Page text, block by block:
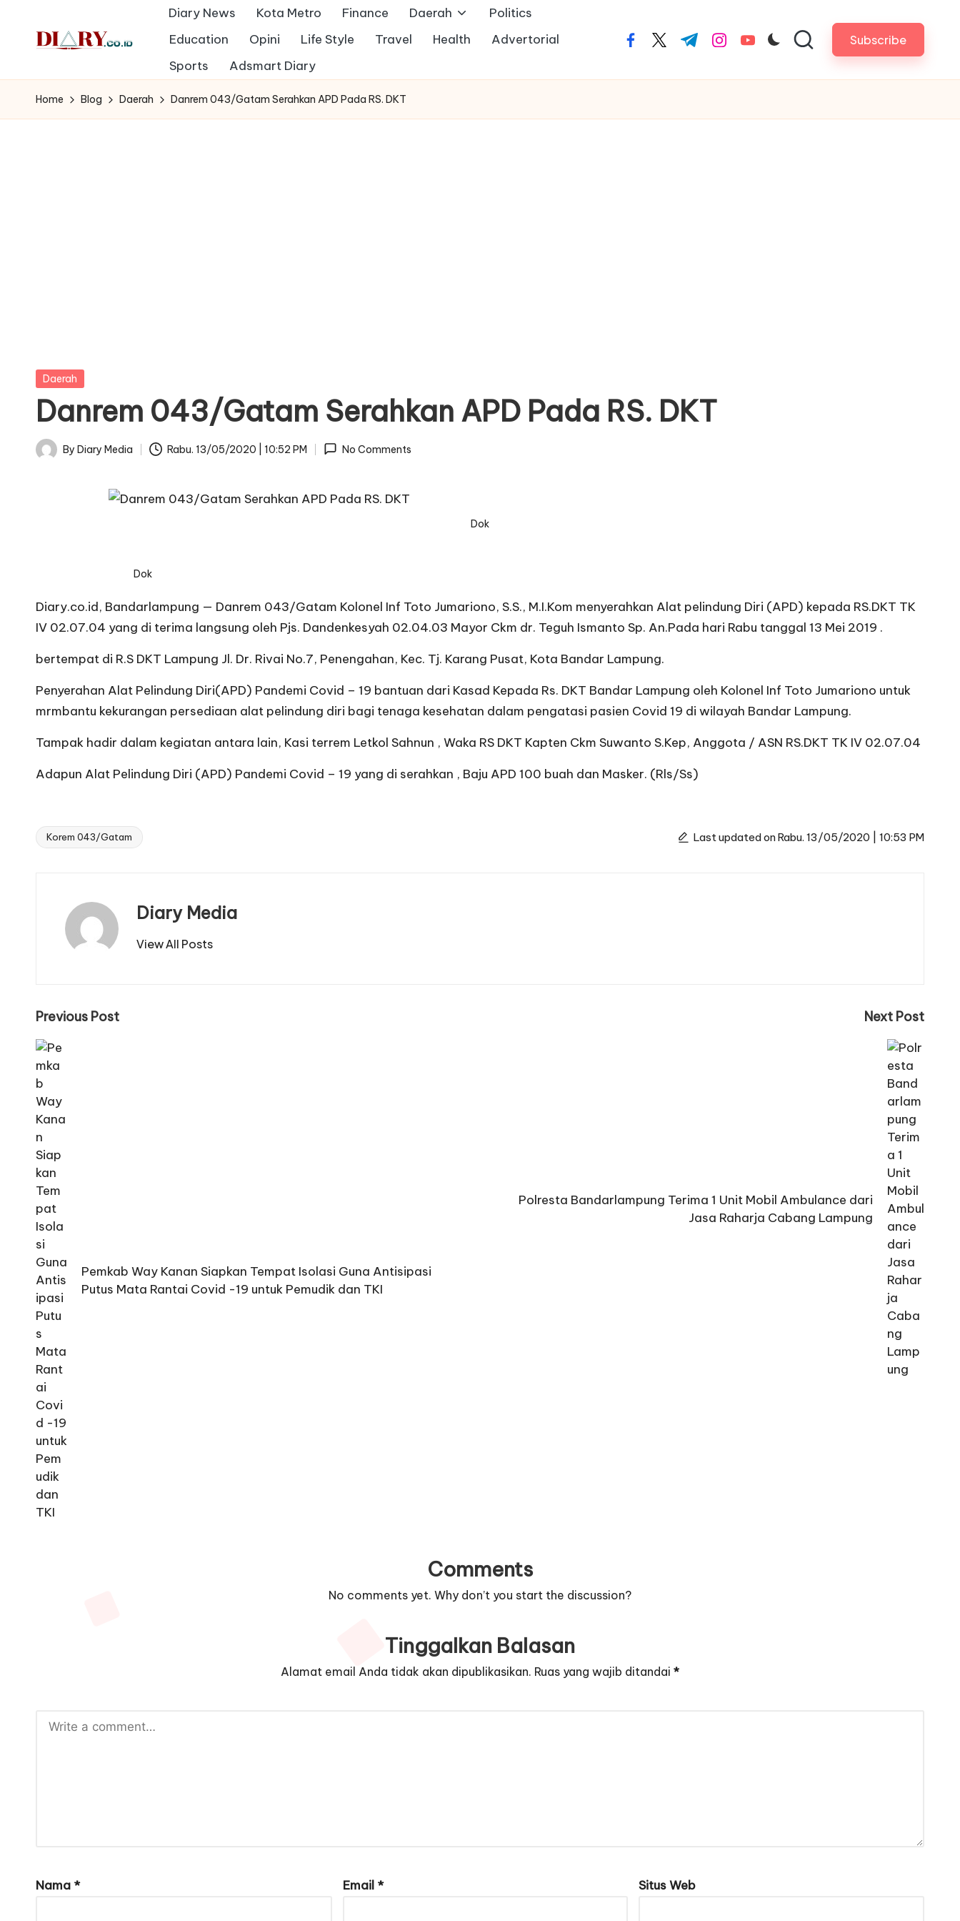
contentD
i
Diary News Kota Metro Finance Daerah
Politics
Education
Opini Life Style Travel Health
Advertorial
Sports
Adsmart Diary
facebook.com
twitter.com
t.me instagram.com
youtube.com Subscribe
Home Blog Daerah Danrem 043/Gatam Serahkan APD Pada RS. DKT
Posted
Daerah
Danrem 043/Gatam Serahkan APD Pada RS. DKT
Posted
By Diary Media Rabu. 13/05/2020 | 10:52 PM No Comments
Dok
Dok
Diary.co.id, Bandarlampung — Danrem 043/Gatam Kolonel Inf Toto Jumariono, S.S., M.I.Kom menyerahkan Alat pelindung Diri (APD) kepada RS.DKT TK
IV 02.07.04 yang di terima langsung oleh Pjs. Dandenkesyah 02.04.03 Mayor Ckm dr. Teguh Ismanto Sp. An.Pada hari Rabu tanggal 13 Mei 2019 .
bertempat di R.S DKT Lampung Jl. Dr. Rivai No.7, Penengahan, Kec. Tj. Karang Pusat, Kota Bandar Lampung.
Penyerahan Alat Pelindung Diri(APD) Pandemi Covid – 19 bantuan dari Kasad Kepada Rs. DKT Bandar Lampung oleh Kolonel Inf Toto Jumariono untuk
mrmbantu kekurangan persediaan alat pelindung diri bagi tenaga kesehatan dalam pengatasi pasien Covid 19 di wilayah Bandar Lampung.
Tampak hadir dalam kegiatan antara lain, Kasi terrem Letkol Sahnun , Waka RS DKT Kapten Ckm Suwanto S.Kep, Anggota / ASN RS.DKT TK IV 02.07.04
Adapun Alat Pelindung Diri (APD) Pandemi Covid – 19 yang di serahkan , Baju APD 100 buah dan Masker. (Rls/Ss)
Tags:
Korem 043/Gatam Last updated on Rabu. 13/05/2020 | 10:53 PM
Diary Media
View All Posts
Post
navigation
Previous Post
Pemkab Way Kanan Siapkan Tempat Isolasi Guna Antisipasi
Putus Mata Rantai Covid -19 untuk Pemudik dan TKI
Next Post
Polresta Bandarlampung Terima 1 Unit Mobil Ambulance dari
Jasa Raharja Cabang Lampung
Comments
No comments yet. Why don’t you start the discussion?
Tinggalkan Balasan
Alamat email Anda tidak akan dipublikasikan. Ruas yang wajib ditandai *
Nama * Email * Situs Web